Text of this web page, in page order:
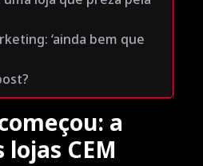
‘ainda bem que
a
CEM